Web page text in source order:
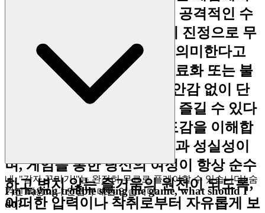
진정한 환대는 숨겨진 비용, 공격적인 수
익 창출, 조작적인 전술 없이 진정으로 무
료인 경험을 제공하는 것을 의미한다고
믿습니다. 우리는 임박한 유료화 또는 불
공정한 이점의 끊임없는 불안감 없이 단
순히 플레이하고, 탐험하고, 즐길 수 있다
는 것을 아는 데서 오는 안도감을 이해합
니다. 우리의 약속은 투명성과 성실성이
며, 게임을 통한 당신의 여정이 항상 순수
하고 변치 않는 즐거움의 원천이 되도록,
어떠한 압력이나 착취로부터 자유롭게 보
네, "감자 꾸미기!"는 완전히 무료로 플레이할 수 있습니다! 숨
겨진 비용이나 인앱 구매는 없습니다.
I'm having trouble seeing the game, what should I
do?